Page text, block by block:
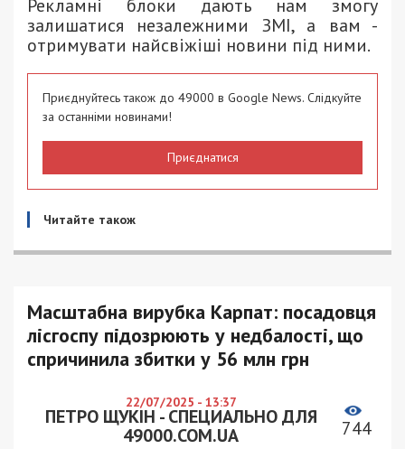
Рекламні блоки дають нам змогу
залишатися незалежними ЗМІ, а вам -
отримувати найсвіжіші новини під ними.
Приєднуйтесь також до 49000 в Google News. Слідкуйте
за останніми новинами!
Приєднатися
Читайте також
Масштабна вирубка Карпат: посадовця
лісгоспу підозрюють у недбалості, що
спричинила збитки у 56 млн грн
22/07/2025 - 13:37
ПЕТРО ЩУКІН - СПЕЦИАЛЬНО ДЛЯ
49000.COM.UA
744